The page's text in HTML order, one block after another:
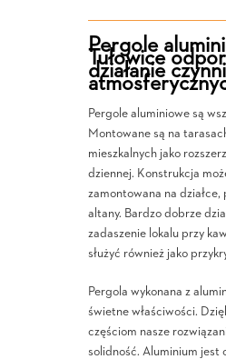
Pergole
Tułowice
działanie
Pergole aluminiowe są
Montowane są na
mieszkalnych jako
dziennej. Konstrukcja
zamontowana na działce,
altany. Bardzo dobrze
zadaszenie lokalu przy
służyć również jako
Pergola wykonana z
świetne właściwości.
częściom nasze
solidność. Aluminium jest